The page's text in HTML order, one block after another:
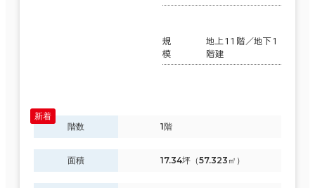
規
模
地上11階／地下1
階建
階数 1階
面積 17.34坪（57.323㎡）